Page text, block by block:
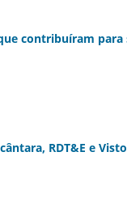
contribuíram para
RDT&E e